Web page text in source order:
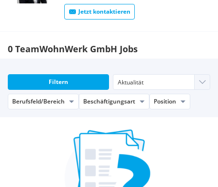
Jetzt kontaktieren
0 TeamWohnWerk GmbH Jobs
Filtern
Berufsfeld/Bereich Beschäftigungsart Position